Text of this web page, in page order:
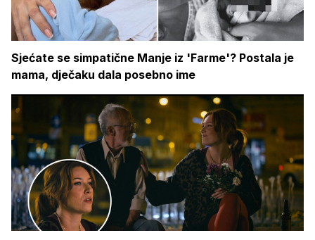
Sjećate se simpatične Manje iz 'Farme'? Postala je
mama, dječaku dala posebno ime